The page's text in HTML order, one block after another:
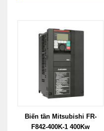
Biến tần Mitsubishi FR-
F842-400K-1 400Kw